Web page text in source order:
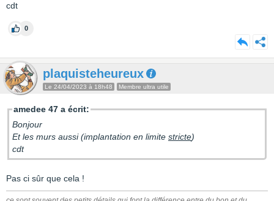
cdt
0
plaquisteheureux
Le 24/04/2023 à 18h48 Membre ultra utile
amedee 47 a écrit:
Bonjour
Et les murs aussi (implantation en limite stricte)
cdt
Pas ci sûr que cela !